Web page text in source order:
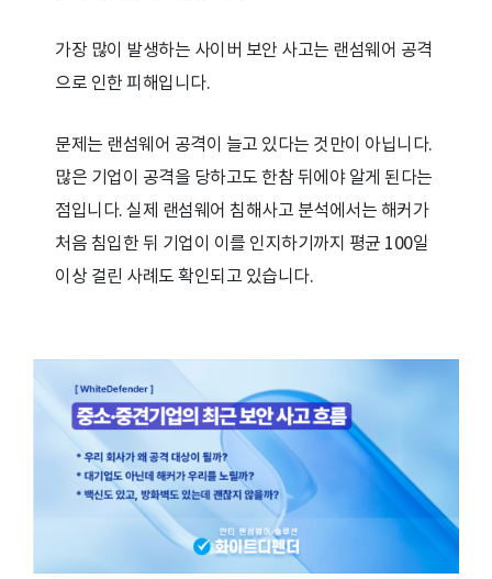
가장 많이 발생하는 사이버 보안 사고는 랜섬웨어 공격
으로 인한 피해입니다.
문제는 랜섬웨어 공격이 늘고 있다는 것만이 아닙니다.
많은 기업이 공격을 당하고도 한참 뒤에야 알게 된다는
점입니다. 실제 랜섬웨어 침해사고 분석에서는 해커가
처음 침입한 뒤 기업이 이를 인지하기까지 평균 100일
이상 걸린 사례도 확인되고 있습니다.